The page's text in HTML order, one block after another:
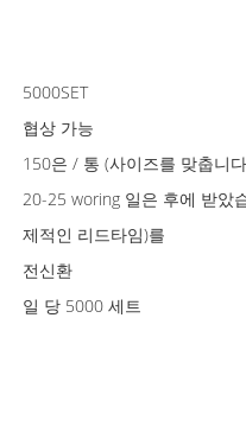
5000SET
협상 가능
150은 / 통 (사이즈를 맞춥니
20-25 woring 일은 후에 받았
제적인 리드타임)를
전신환
일 당 5000 세트